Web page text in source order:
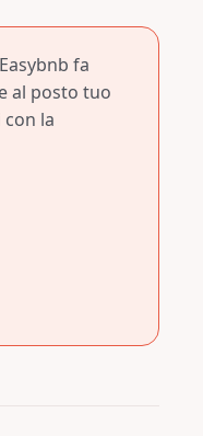
Easybnb fa
al posto tuo
la